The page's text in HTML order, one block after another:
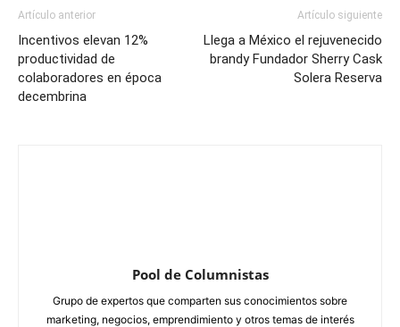
Artículo anterior
Incentivos elevan 12%
productividad de
colaboradores en época
decembrina
Artículo siguiente
Llega a México el rejuvenecido
brandy Fundador Sherry Cask
Solera Reserva
Pool de Columnistas
Grupo de expertos que comparten sus conocimientos sobre
marketing, negocios, emprendimiento y otros temas de interés